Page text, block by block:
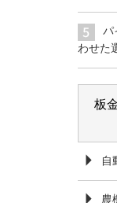
パ
わせた
板
自
農